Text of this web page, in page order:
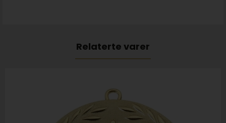
Relaterte varer